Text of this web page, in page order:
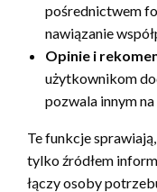
pośrednictwem
nawiązanie
Opinie i
użytkownikom
pozwala innym
Te funkcje
tylko źródłem
łączy osoby